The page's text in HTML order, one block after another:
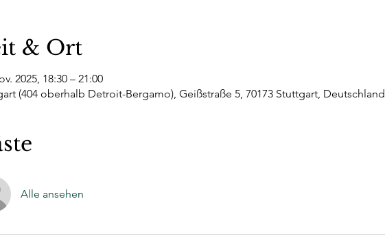
& Ort
2025, 18:30 – 21:00
(404 oberhalb Detroit-Bergamo), Geißstraße 5, 70173 Stuttgart, Deutschland
Alle ansehen